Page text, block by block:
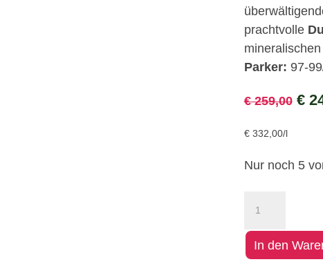
prachtvolle
Parker: 97-
€259,00 €
€332,00/l
Nur noch 5
Beaucaillou
2C
In den